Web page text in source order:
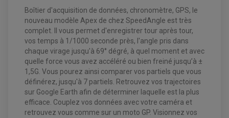
FILTRE A AIR
FILTRE A HUILE
FILTRE ET ACCESSOIRE ESSENCE
OUTILLAGE
PRODUIT D'ENTRETIEN
Boîtier d'acquisition de données, chronomètre, GPS, le
nouveau modèle Apex de chez SpeedAngle est très
complet. Il vous permet d'enregistrer tour après tour,
vos temps à 1/1000 seconde près, l'angle pris dans
chaque virage jusqu'à 69° dégré, à quel moment et avec
quelle force vous avez accéléré ou bien freiné jusqu’à ±
1,5G. Vous pourez ainsi comparer vos partiels que vous
définérez, jusqu'à 7 partiels. Retrouvez vos trajectoires
sur Google Earth afin de déterminer laquelle est la plus
efficace. Couplez vos données avec votre caméra et
retrouvez vous comme sur un moto GP. Visionnez vos